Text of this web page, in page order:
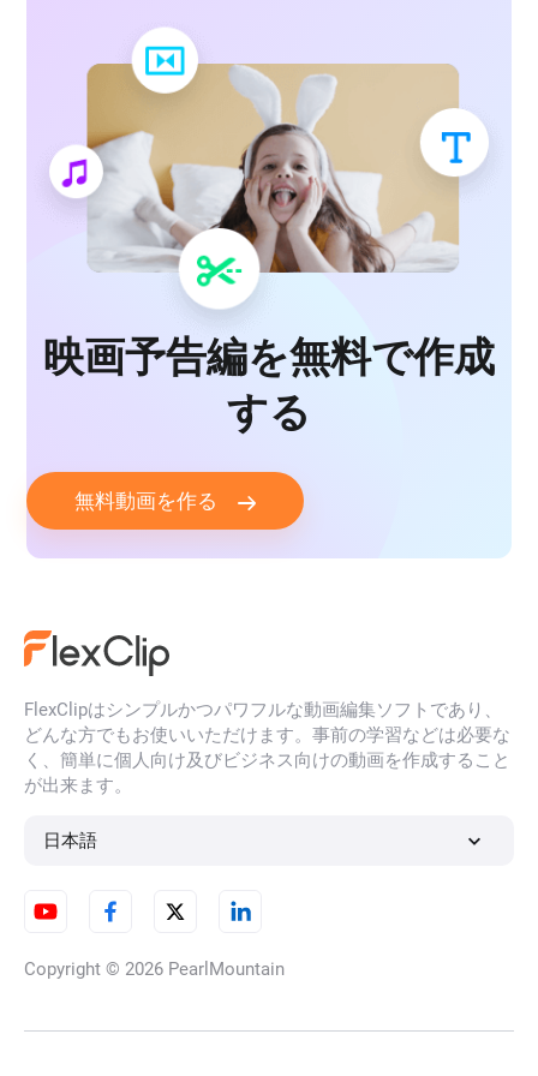
映画予告編を無料で作成
する
無料動画を作る
FlexClipはシンプルかつパワフルな動画編集ソフトであり、
どんな方でもお使いいただけます。事前の学習などは必要な
く、簡単に個人向け及びビジネス向けの動画を作成すること
が出来ます。
日本語
Copyright © 2026 PearlMountain